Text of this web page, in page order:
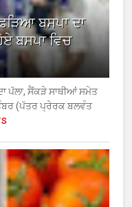
ਬਸਪਾ ਦਾ
ਬਸਪਾ ਵਿਚ
ਪੱਲਾ, ਸੈਂਕੜੇ ਸਾਥੀਆਂ ਸਮੇਤ
(ਪੱਤਰ ਪ੍ਰੇਰਕ ਬਲਵੰਤ